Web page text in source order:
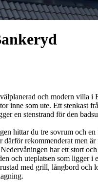
och modern villa
inne som ute. Ett stenkast
en stenstrand för den
hittar du tre sovrum och
därför rekommenderat men
har ett stort
och uteplatsen som ligger i
med grill, långbord